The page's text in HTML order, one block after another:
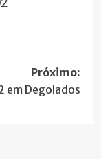
Próximo:
em Degolados